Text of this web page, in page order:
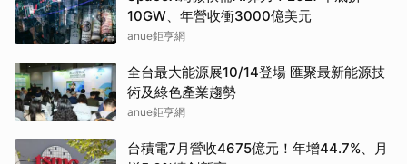
10GW、年營收衝3000億美元
anue鉅亨網
全台最大能源展10/14登場 匯聚最新能源技
術及綠色產業趨勢
anue鉅亨網
台積電7月營收4675億元！年增44.7%、月